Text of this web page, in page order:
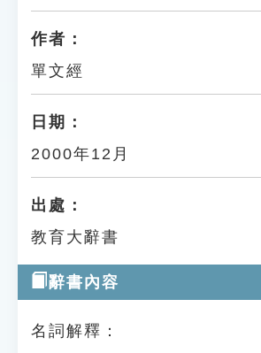
作者：
單文經
日期：
2000年12月
出處：
教育大辭書
辭書內容
名詞解釋：